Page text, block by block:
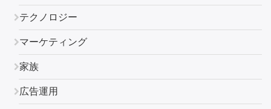
テクノロジー
マーケティング
家族
広告運用